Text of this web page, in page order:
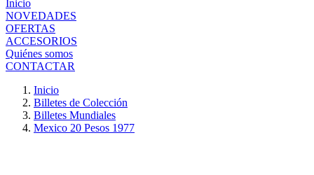
Inicio
NOVEDADES
OFERTAS
ACCESORIOS
Quiénes somos
CONTACTAR
Inicio
Billetes de Colección
Billetes Mundiales
Mexico 20 Pesos 1977